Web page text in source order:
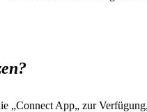
„Connect App„ zur